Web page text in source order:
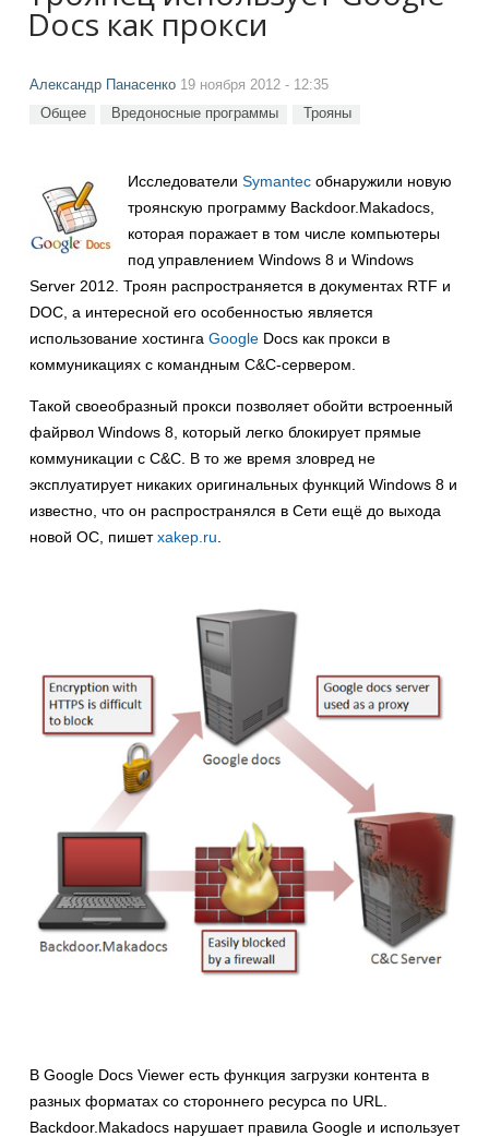
Docs как прокси
Александр Панасенко 19 ноября 2012 - 12:35
Общее Вредоносные программы Трояны
Исследователи Symantec обнаружили новую
троянскую программу Backdoor.Makadocs,
которая поражает в том числе компьютеры
под управлением Windows 8 и Windows
Server 2012. Троян распространяется в документах RTF и
DOC, а интересной его особенностью является
использование хостинга Google Docs как прокси в
коммуникациях с командным C&C-сервером.
Такой своеобразный прокси позволяет обойти встроенный
файрвол Windows 8, который легко блокирует прямые
коммуникации с C&C. В то же время зловред не
эксплуатирует никаких оригинальных функций Windows 8 и
известно, что он распространялся в Сети ещё до выхода
новой ОС, пишетxakep.ru
В Google Docs Viewer есть функция загрузки контента в
разных форматах со стороннего ресурса по URL.
Backdoor.Makadocs нарушает правила Google и использует